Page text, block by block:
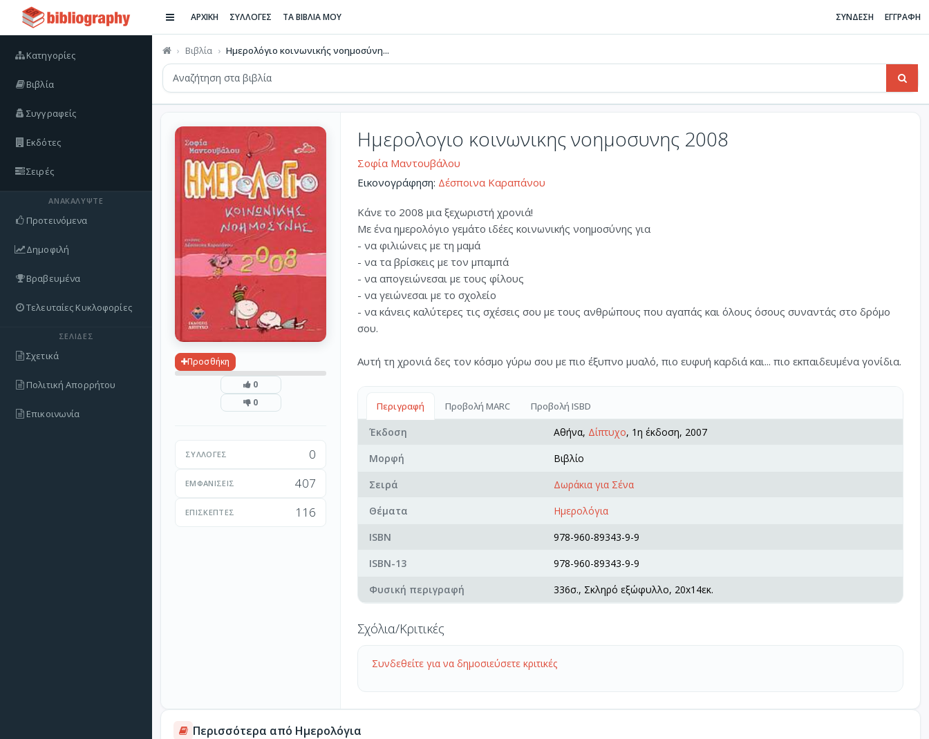
Κατηγορίες
Βιβλία
Συγγραφείς
Εκδότες
Σειρές
ΑΝΑΚΑΛΎΨΤΕ
Προτεινόμενα
Δημοφιλή
Βραβευμένα
Τελευταίες Κυκλοφορίες
ΣΕΛΊΔΕΣ
Σχετικά
Πολιτική Απορρήτου
Επικοινωνία
ΑΡΧΙΚΗ ΣΥΛΛΟΓΕΣ ΤΑ ΒΙΒΛΙΑ ΜΟΥ ΣΥΝΔΕΣΗ ΕΓΓΡΑΦΗ
Βιβλία Ημερολόγιο κοινωνικής νοημοσύνη...
Προσθήκη
0
0
ΣΥΛΛΟΓΈΣ 0
ΕΜΦΑΝΊΣΕΙΣ 407
ΕΠΙΣΚΈΠΤΕΣ 116
Ημερολογιο κοινωνικης νοημοσυνης 2008
Σοφία Μαντουβάλου
Εικονογράφηση: Δέσποινα Καραπάνου
Κάνε το 2008 μια ξεχωριστή χρονιά!
Με ένα ημερολόγιο γεμάτο ιδέες κοινωνικής νοημοσύνης για
- να φιλιώνεις με τη μαμά
- να τα βρίσκεις με τον μπαμπά
- να απογειώνεσαι με τους φίλους
- να γειώνεσαι με το σχολείο
- να κάνεις καλύτερες τις σχέσεις σου με τους ανθρώπους που αγαπάς και όλους όσους συναντάς στο δρόμο
σου.
Αυτή τη χρονιά δες τον κόσμο γύρω σου με πιο έξυπνο μυαλό, πιο ευφυή καρδιά και... πιο εκπαιδευμένα γονίδια.
Περιγραφή Προβολή MARC Προβολή ISBD
Έκδοση Αθήνα, Δίπτυχο, 1η έκδοση, 2007
Μορφή
Βιβλίο
Σειρά
Δωράκια για Σένα
Θέματα
Ημερολόγια
ISBN
978-960-89343-9-9
ISBN-13
978-960-89343-9-9
Φυσική περιγραφή
336σ., Σκληρό εξώφυλλο, 20x14εκ.
Σχόλια/Κριτικές
Συνδεθείτε για να δημοσιεύσετε κριτικές
Περισσότερα από Ημερολόγια